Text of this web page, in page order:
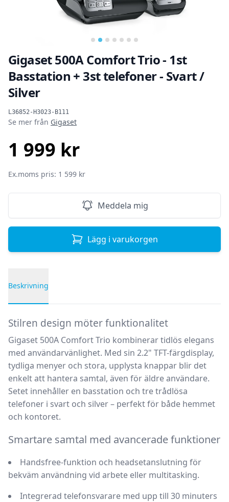
Gigaset 500A Comfort Trio - 1st
Basstation + 3st telefoner - Svart /
Silver
L36852-H3023-B111
Produktinformation
Se mer från Gigaset
1 999 kr
Ex.moms pris: 1 599 kr
Meddela mig
Lägg i varukorgen
Beskrivning
Stilren design möter funktionalitet
Gigaset 500A Comfort Trio kombinerar tidlös elegans
med användarvänlighet. Med sin 2.2" TFT-färgdisplay,
tydliga menyer och stora, upplysta knappar blir det
enkelt att hantera samtal, även för äldre användare.
Setet innehåller en basstation och tre trådlösa
telefoner i svart och silver – perfekt för både hemmet
och kontoret.
Smartare samtal med avancerade funktioner
Handsfree-funktion och headsetanslutning för
bekväm användning vid arbete eller multitasking.
Integrerad telefonsvarare med upp till 30 minuters